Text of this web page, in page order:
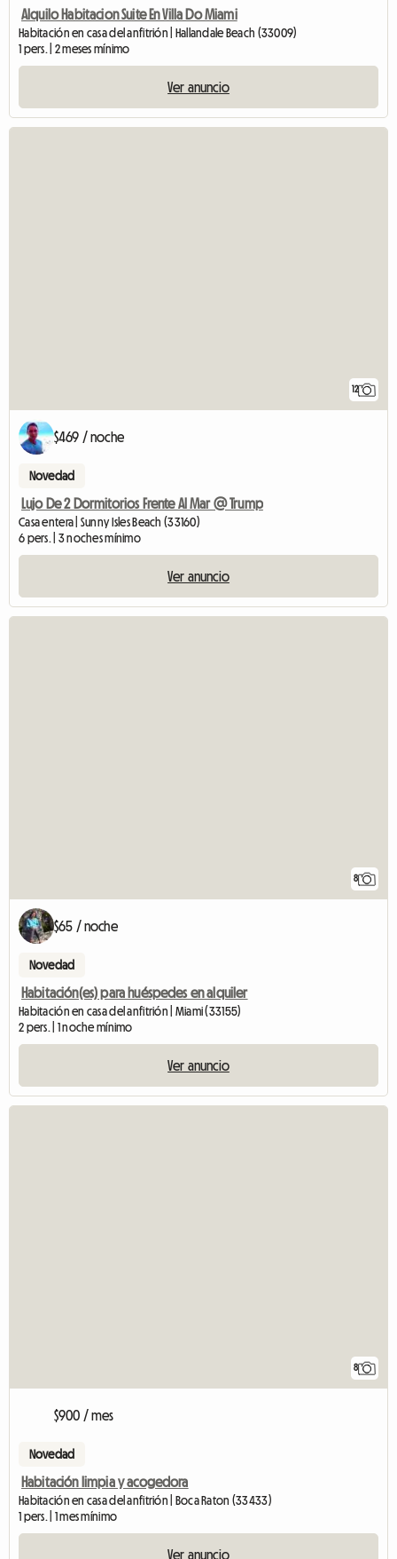
Alquilo Habitacion Suite En Villa Do Miami
Habitación en casa del anfitrión | Hallandale Beach (33009)
1 pers. | 2 meses mínimo
Ver anuncio
12
$469 / noche
Novedad
Lujo De 2 Dormitorios Frente Al Mar @ Trump
Casa entera | Sunny Isles Beach (33160)
6 pers. | 3 noches mínimo
Ver anuncio
8
$65 / noche
Novedad
Habitación(es) para huéspedes en alquiler
Habitación en casa del anfitrión | Miami (33155)
2 pers. | 1 noche mínimo
Ver anuncio
8
$900 / mes
Novedad
Habitación limpia y acogedora
Habitación en casa del anfitrión | Boca Raton (33433)
1 pers. | 1 mes mínimo
Ver anuncio